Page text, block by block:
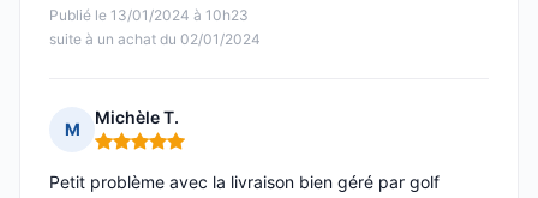
Publié le 13/01/2024 à 10h23
suite à un achat du 02/01/2024
M
Michèle T.
Note : 5 sur 5
Petit problème avec la livraison bien géré par golf